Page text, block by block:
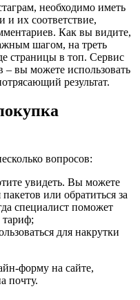
необходимо иметь
и их соответствие,
Как вы видите,
шагом, на треть
страницы в топ. Сервис
– вы можете использовать
результат.
вопросов:
увидеть. Вы можете
или обратиться за
специалист поможет
для накрутки
форму на сайте,
почту.